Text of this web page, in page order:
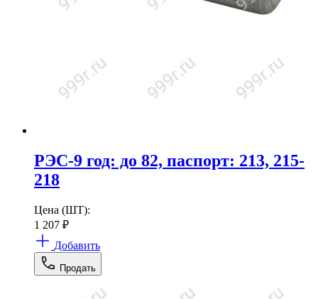
РЭС-9 год: до 82, паспорт: 213, 215-
218
Цена (ШТ):
1 207 ₽
Добавить
Продать